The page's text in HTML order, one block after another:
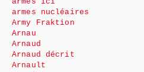
armes nucléaires
Army Fraktion
Arnau
Arnaud
Arnaud décrit
Arnault